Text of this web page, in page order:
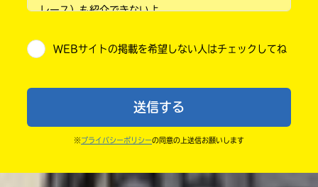
小学6年
中学1年
レース）も紹介できないよ。
・送ってからすぐには紹介されないので、待ってて
ならないよう気をつけてね。
・キャンペーン開催中は、投稿した後の画面にバナー
・ポプラ社の宣伝物で紹介させてもらうことがある
WEBサイトの掲載を希望しない人はチェックしてね
送信する
※ プライバシーポリシーの同意の上送信お願いします